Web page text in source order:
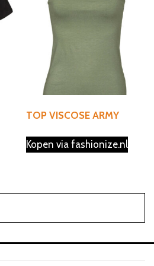
TOP VISCOSE ARMY
Kopen via fashionize.nl